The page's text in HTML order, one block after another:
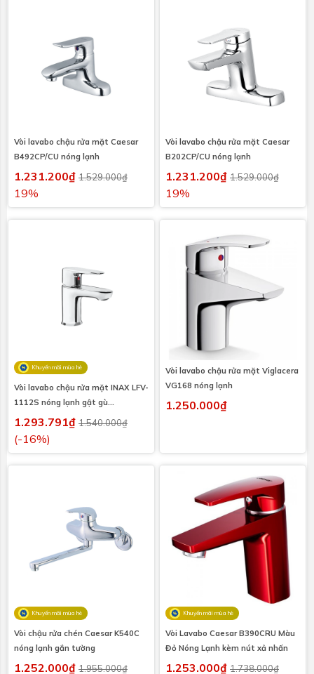
Vòi lavabo chậu rửa mặt Caesar
B492CP/CU nóng lạnh
1.231.200₫ 1.529.000₫
19%
Vòi lavabo chậu rửa mặt Caesar
B202CP/CU nóng lạnh
1.231.200₫ 1.529.000₫
19%
Khuyến mãi mùa hè
Vòi lavabo chậu rửa mặt INAX LFV-
1112S nóng lạnh gật gù
(LFV1112S)
1.293.791₫ 1.540.000₫
(-16%)
Vòi lavabo chậu rửa mặt Viglacera
VG168 nóng lạnh
1.250.000₫
Khuyến mãi mùa hè
Vòi chậu rửa chén Caesar K540C
nóng lạnh gắn tường
1.252.000₫ 1.955.000₫
Khuyến mãi mùa hè
Vòi Lavabo Caesar B390CRU Màu
Đỏ Nóng Lạnh kèm nút xả nhấn
1.253.000₫ 1.738.000₫